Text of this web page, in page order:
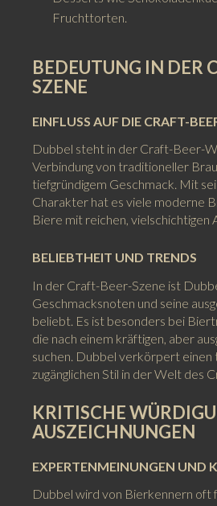
Fruchttorten.
BEDEUTUNG IN DER
SZENE
EINFLUSS AUF DIE CRAFT-
Dubbel steht in der Craft-Beer-
Verbindung von traditioneller
tiefgründigem Geschmack. Mit
Charakter hat es viele moderne
Biere mit reichen, vielschichtigen
BELIEBTHEIT UND TRENDS
In der Craft-Beer-Szene ist
Geschmacksnoten und seine
beliebt. Es ist besonders bei
die nach einem kräftigen, aber
suchen. Dubbel verkörpert einen
zugänglichen Stil in der Welt des
KRITISCHE
AUSZEICHNUNGEN
EXPERTENMEINUNGEN UND
Dubbel wird von Bierkennern oft